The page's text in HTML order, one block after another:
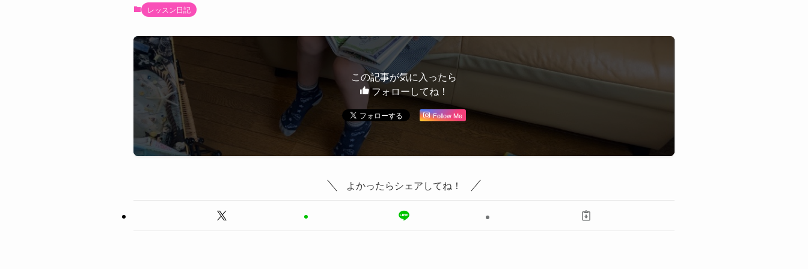
レッスン日記
この記事が気に入ったら
フォローしてね！
Follow Me
よかったらシェアしてね！